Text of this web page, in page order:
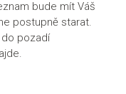
od nás je prostě
detailu.
se u nás projekt
a Seznam
bude mít Váš
postupně starat.
pozadí